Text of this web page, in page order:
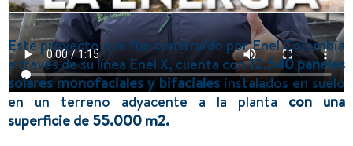
Este proyecto que fue construido por Enel Colombia
a través de su línea Enel X, cuenta con12.540 paneles
solares monofaciales y bifacialesinstalados en suelo
en un terreno adyacente a la planta con una
superficie de 55.000 m2.